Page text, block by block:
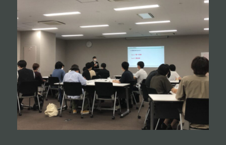
採用情報
プライバシーポリシー 公式サイト